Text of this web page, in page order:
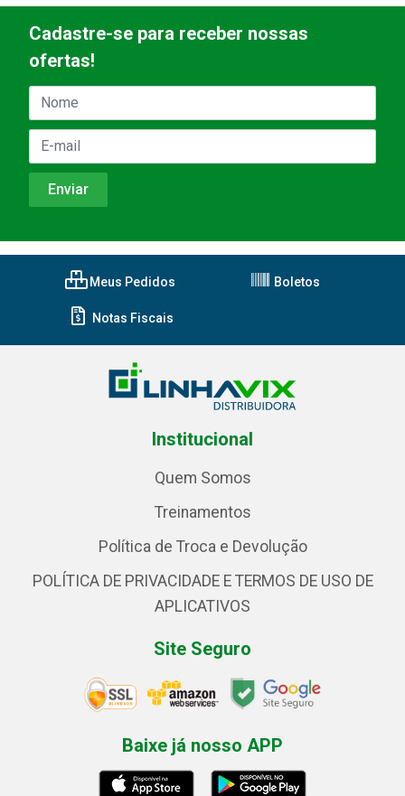
Cadastre-se para receber nossas
ofertas!
Meus Pedidos Boletos
Notas Fiscais
Institucional
Quem Somos
Treinamentos
Política de Troca e Devolução
POLÍTICA DE PRIVACIDADE E TERMOS DE USO DE
APLICATIVOS
Site Seguro
Baixe já nosso APP